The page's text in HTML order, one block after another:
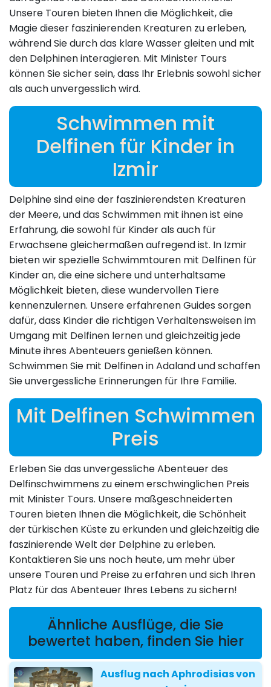
Unsere Touren bieten Ihnen die Möglichkeit, die
Magie dieser faszinierenden Kreaturen zu erleben,
während Sie durch das klare Wasser gleiten und mit
den Delphinen interagieren. Mit Minister Tours
können Sie sicher sein, dass Ihr Erlebnis sowohl sicher
als auch unvergesslich wird.
Schwimmen mit
Delfinen für Kinder in
Izmir
Delphine sind eine der faszinierendsten Kreaturen
der Meere, und das Schwimmen mit ihnen ist eine
Erfahrung, die sowohl für Kinder als auch für
Erwachsene gleichermaßen aufregend ist. In Izmir
bieten wir spezielle Schwimmtouren mit Delfinen für
Kinder an, die eine sichere und unterhaltsame
Möglichkeit bieten, diese wundervollen Tiere
kennenzulernen. Unsere erfahrenen Guides sorgen
dafür, dass Kinder die richtigen Verhaltensweisen im
Umgang mit Delfinen lernen und gleichzeitig jede
Minute ihres Abenteuers genießen können.
Schwimmen Sie mit Delfinen in Adaland und schaffen
Sie unvergessliche Erinnerungen für Ihre Familie.
Mit Delfinen Schwimmen
Preis
Erleben Sie das unvergessliche Abenteuer des
Delfinschwimmens zu einem erschwinglichen Preis
mit Minister Tours. Unsere maßgeschneiderten
Touren bieten Ihnen die Möglichkeit, die Schönheit
der türkischen Küste zu erkunden und gleichzeitig die
faszinierende Welt der Delphine zu erleben.
Kontaktieren Sie uns noch heute, um mehr über
unsere Touren und Preise zu erfahren und sich Ihren
Platz für das Abenteuer Ihres Lebens zu sichern!
Ähnliche Ausflüge, die Sie
bewertet haben, finden Sie hier
Ausflug nach Aphrodisias von